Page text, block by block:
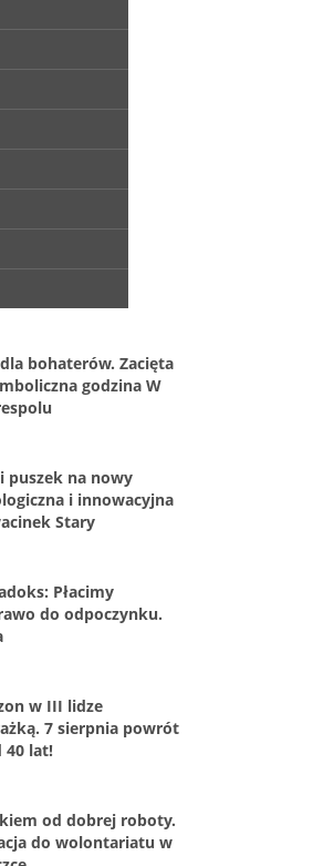
bohaterów. Zacięta
godzina W
puszek na nowy
i innowacyjna
Stary
Płacimy
do odpoczynku.
w III lidze
7 sierpnia powrót
40 lat!
od dobrej roboty.
do wolontariatu w